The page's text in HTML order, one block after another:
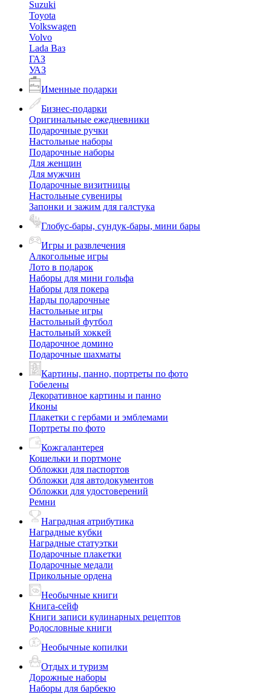
Suzuki
Toyota
Volkswagen
Volvo
Lada Ваз
ГАЗ
УАЗ
Именные подарки
Бизнес-подарки
Оригинальные ежедневники
Подарочные ручки
Настольные наборы
Подарочные наборы
Для женщин
Для мужчин
Подарочные визитницы
Настольные сувениры
Запонки и зажим для галстука
Глобус-бары, сундук-бары, мини бары
Игры и развлечения
Алкогольные игры
Лото в подарок
Наборы для мини гольфа
Наборы для покера
Нарды подарочные
Настольные игры
Настольный футбол
Настольный хоккей
Подарочное домино
Подарочные шахматы
Картины, панно, портреты по фото
Гобелены
Декоративное картины и панно
Иконы
Плакетки с гербами и эмблемами
Портреты по фото
Кожгалантерея
Кошельки и портмоне
Обложки для паспортов
Обложки для автодокументов
Обложки для удостоверений
Ремни
Наградная атрибутика
Наградные кубки
Наградные статуэтки
Подарочные плакетки
Подарочные медали
Прикольные ордена
Необычные книги
Книга-сейф
Книги записи кулинарных рецептов
Родословные книги
Необычные копилки
Отдых и туризм
Дорожные наборы
Наборы для барбекю